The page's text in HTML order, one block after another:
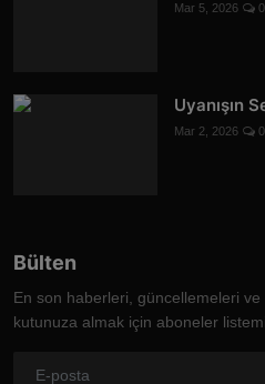
Mar 5, 2026 0
Uyanışın
Mar 2, 2026 0
Bülten
En son haberleri, güncellemeleri
kutunuza almak için aboneler